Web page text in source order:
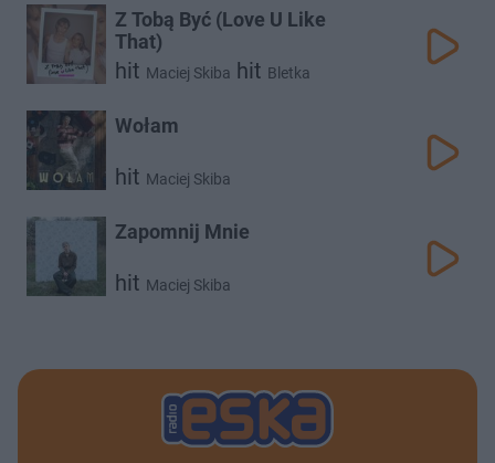
Z Tobą Być (Love U Like
That)
hit Maciej Skiba hit Bletka
Wołam
hit Maciej Skiba
Zapomnij Mnie
hit Maciej Skiba